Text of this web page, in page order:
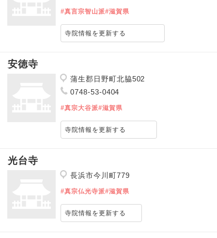
#真言宗智山派#滋賀県
寺院情報を更新する
安徳寺
蒲生郡日野町北脇502
0748-53-0404
#真宗大谷派#滋賀県
寺院情報を更新する
光台寺
長浜市今川町779
#真宗仏光寺派#滋賀県
寺院情報を更新する